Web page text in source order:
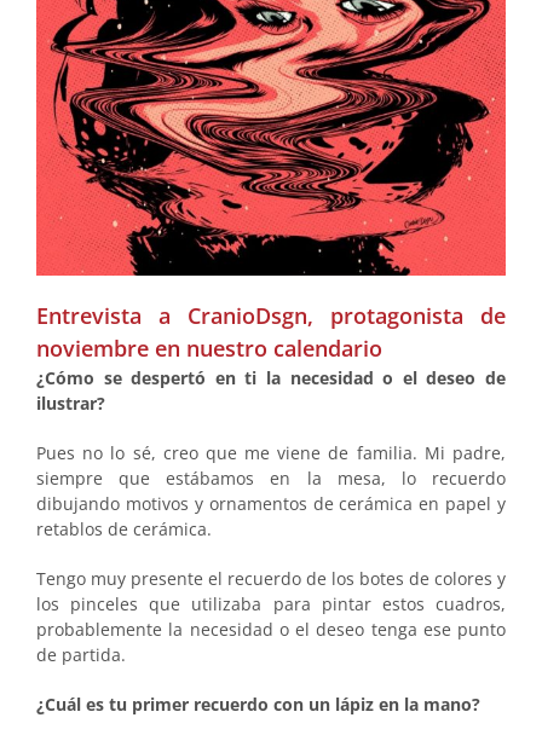
Entrevista a CranioDsgn, protagonista de
noviembre en nuestro calendario
¿Cómo se despertó en ti la necesidad o el deseo de
ilustrar?
Pues no lo sé, creo que me viene de familia. Mi padre,
siempre que estábamos en la mesa, lo recuerdo
dibujando motivos y ornamentos de cerámica en papel y
retablos de cerámica.
Tengo muy presente el recuerdo de los botes de colores y
los pinceles que utilizaba para pintar estos cuadros,
probablemente la necesidad o el deseo tenga ese punto
de partida.
¿Cuál es tu primer recuerdo con un lápiz en la mano?